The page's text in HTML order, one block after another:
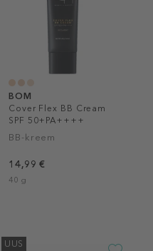
BOM
Cover Flex BB Cream
SPF 50+PA++++
BB-kreem
14,99 €
40 g
UUS